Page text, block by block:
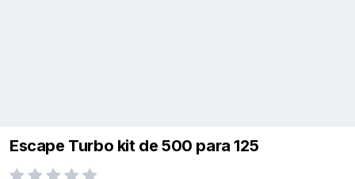
Escape Turbo kit de 500 para 125